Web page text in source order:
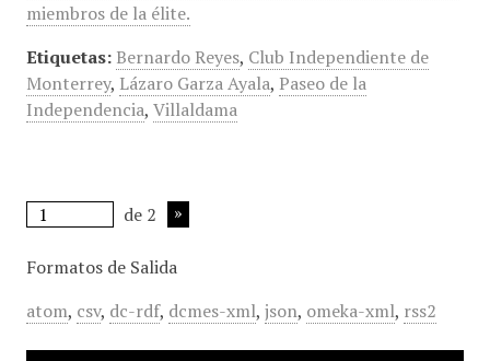
miembros de la élite.
Etiquetas: Bernardo Reyes, Club Independiente de
Monterrey, Lázaro Garza Ayala, Paseo de la
Independencia, Villaldama
de 2
Formatos de Salida
atom, csv, dc-rdf, dcmes-xml, json, omeka-xml, rss2